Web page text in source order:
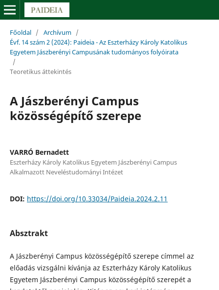
Főoldal / Archívum /
Évf. 14 szám 2 (2024): Paideia - Az Eszterházy Károly Katolikus
Egyetem Jászberényi Campusának tudományos folyóirata
/
Teoretikus áttekintés
A Jászberényi Campus
közösségépítő szerepe
VARRÓ Bernadett
Eszterházy Károly Katolikus Egyetem Jászberényi Campus
Alkalmazott Neveléstudományi Intézet
DOI: https://doi.org/10.33034/Paideia.2024.2.11
Absztrakt
A Jászberényi Campus közösségépítő szerepe címmel az
előadás vizsgálni kívánja az Eszterházy Károly Katolikus
Egyetem Jászberényi Campus közösségépítő szerepét a